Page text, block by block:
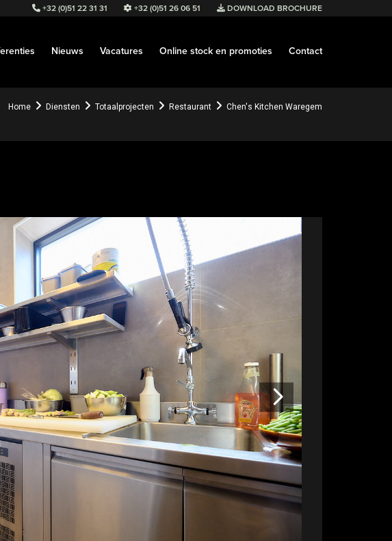
+32 (0)51 22 31 31 +32 (0)51 26 06 51 DOWNLOAD BROCHURE
Nieuws Vacatures Online stock en promoties Contact
Home Diensten Totaalprojecten Restaurant Chen's Kitchen Waregem
Volgende